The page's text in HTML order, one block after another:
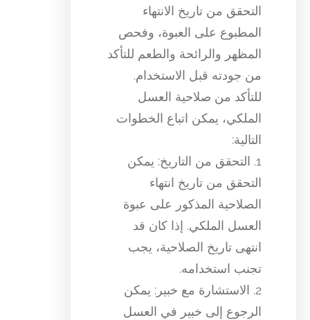
التحقق من تاريخ الانتهاء
المطبوع على العبوة، وفحص
المظهر والرائحة والطعم للتأكد
من جودته قبل الاستخدام.
للتأكد من صلاحية العسل
الملكي، يمكن اتباع الخطوات
التالية:
1. التحقق من التاريخ: يمكن
التحقق من تاريخ انتهاء
الصلاحية المذكور على عبوة
العسل الملكي. إذا كان قد
انتهى تاريخ الصلاحية، يجب
تجنب استخدامه.
2. الاستشارة مع خبير: يمكن
الرجوع إلى خبير في العسل